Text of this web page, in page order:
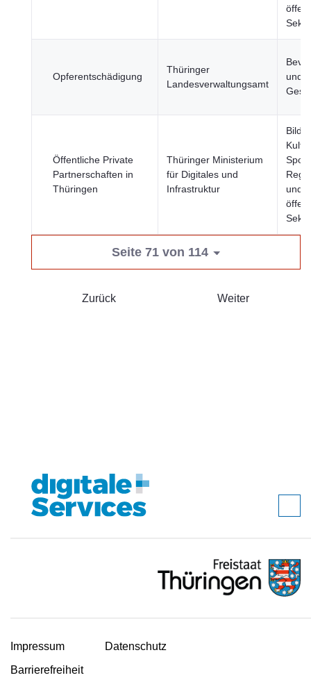
Opferentschädigung
Thüringer
Landesverwaltungsamt
und
Öffentliche Private
Partnerschaften in
Thüringen
Thüringer Ministerium
für Digitales und
Infrastruktur
und
Seite 71 von 114
Zurück Weiter
Impressum
Datenschutz
Barrierefreiheit